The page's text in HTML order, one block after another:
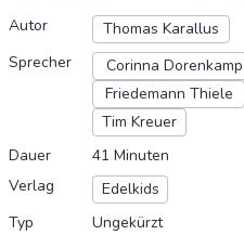
Autor
Thomas Karallus
Sprecher
Corinna Dorenkamp
Friedemann Thiele
Tim Kreuer
Dauer
41 Minuten
Verlag
Edelkids
Typ
Ungekürzt